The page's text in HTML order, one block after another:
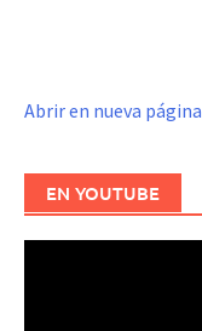
Abrir en nueva página
EN YOUTUBE